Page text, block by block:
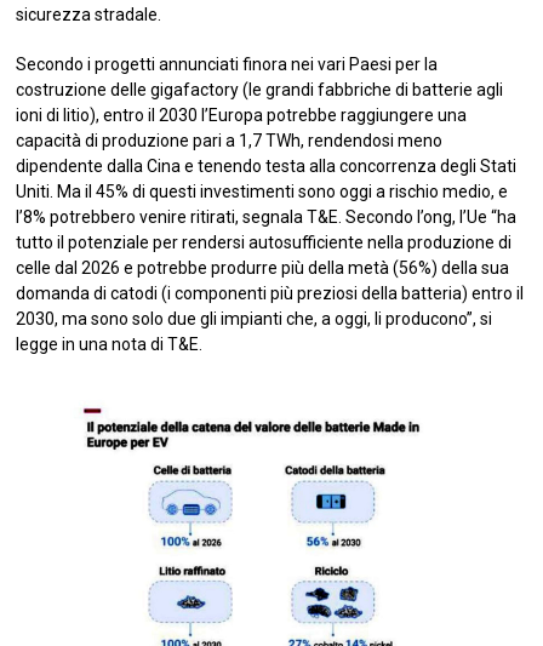
sicurezza stradale.
Secondo i progetti annunciati finora nei vari Paesi per la
costruzione delle gigafactory (le grandi fabbriche di batterie agli
ioni di litio), entro il 2030 l’Europa potrebbe raggiungere una
capacità di produzione pari a 1,7 TWh, rendendosi meno
dipendente dalla Cina e tenendo testa alla concorrenza degli Stati
Uniti. Ma il 45% di questi investimenti sono oggi a rischio medio, e
l’8% potrebbero venire ritirati, segnala T&E. Secondo l’ong, l’Ue “ha
tutto il potenziale per rendersi autosufficiente nella produzione di
celle dal 2026 e potrebbe produrre più della metà (56%) della sua
domanda di catodi (i componenti più preziosi della batteria) entro il
2030, ma sono solo due gli impianti che, a oggi, li producono”, si
legge in una nota di T&E.